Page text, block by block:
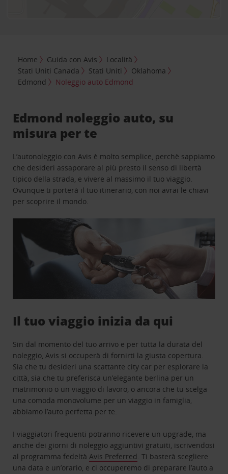
Home Guida con Avis
Località
Stati Uniti Canada
Stati Uniti
Oklahoma
Edmond
Noleggio auto Edmond
Edmond noleggio auto, su
misura per te
L’autonoleggio con Avis è molto semplice, perchè sappiamo
che desideri assaporare al più presto il senso di libertà
tipico della strada, e vivere al massimo il tuo viaggio.
Ovunque ti porterà il tuo itinerario, con noi avrai le chiavi
per scoprire il mondo.
Il tuo viaggio inizia da qui
Sin dal momento del tuo arrivo e per tutta la durata del
noleggio, Avis si occuperà di fornirti la giusta copertura.
Sia che tu desideri una scattante city car per esplorare la
città, sia che tu preferisca un’elegante berlina per un
matrimonio o un viaggio di lavoro, o ancora che tu scelga
una comoda monovolume per un viaggio in famiglia,
abbiamo l’auto perfetta per te.
I viaggiatori frequenti potranno ricevere un upgrade, ma
anche dei giorni di noleggio aggiuntivi gratuiti, iscrivendosi
al programma fedeltàAvis Preferred. Ti basterà scegliere
una data e un’orario, e ci occuperemo di preparare l’auto a